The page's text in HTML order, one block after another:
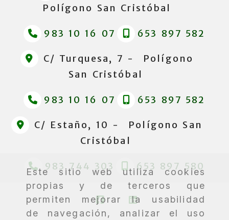
Este sitio web utiliza cookies
propias y de terceros que
permiten mejorar la usabilidad
de navegación, analizar el uso
Polígono San Cristóbal
983 10 16 07 653 897 582
C/ Turquesa, 7 -
Polígono
San Cristóbal
983 10 16 07 653 897 582
C/ Estaño, 10 -
Polígono San
Cristóbal
983 744 303 653 897 580